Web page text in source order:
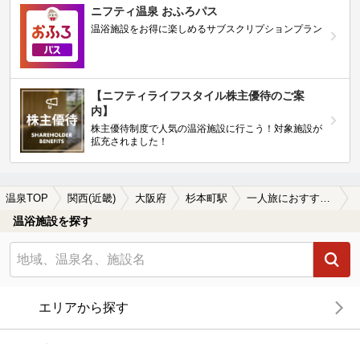
ニフティ温泉 おふろパス
温浴施設をお得に楽しめるサブスクリプションプラン
【ニフティライフスタイル株主優待のご案
内】
株主優待制度で人気の温浴施設に行こう！対象施設が
拡充されました！
温泉TOP 関西(近畿) 大阪府 杉本町駅 一人旅におすすめの杉本町駅近くの温泉、日帰り温泉、スーパー銭湯おすすめ
温浴施設を探す
エリアから探す